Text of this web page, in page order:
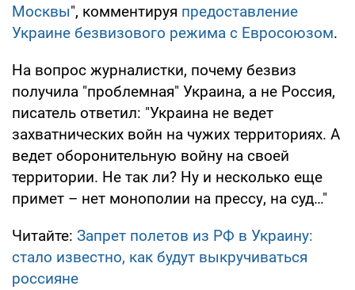
Москвы", комментируя предоставление
Украине безвизового режима с Евросоюзом.
На вопрос журналистки, почему безвиз
получила "проблемная" Украина, а не Россия,
писатель ответил: "Украина не ведет
захватнических войн на чужих территориях. А
ведет оборонительную войну на своей
территории. Не так ли? Ну и несколько еще
примет – нет монополии на прессу, на суд…"
Читайте: Запрет полетов из РФ в Украину:
стало известно, как будут выкручиваться
россияне